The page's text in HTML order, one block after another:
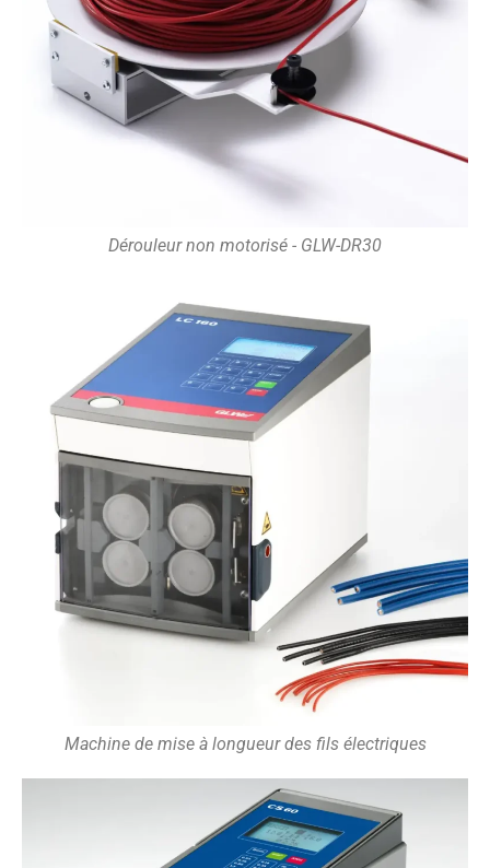
Dérouleur non motorisé - GLW-DR30
Machine de mise à longueur des fils électriques